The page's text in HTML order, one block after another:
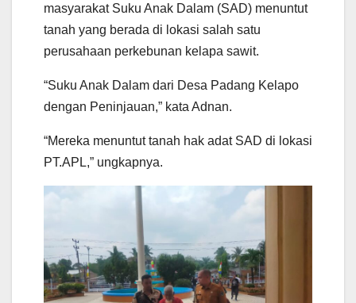
masyarakat Suku Anak Dalam (SAD) menuntut
tanah yang berada di lokasi salah satu
perusahaan perkebunan kelapa sawit.
“Suku Anak Dalam dari Desa Padang Kelapo
dengan Peninjauan,” kata Adnan.
“Mereka menuntut tanah hak adat SAD di lokasi
PT.APL,” ungkapnya.